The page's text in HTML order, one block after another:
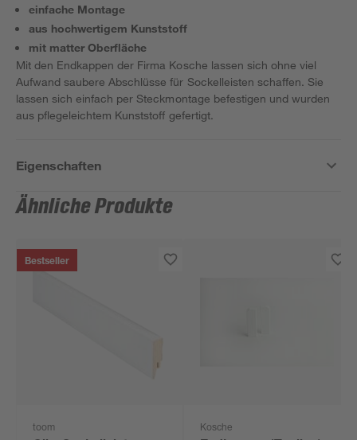
einfache Montage
aus hochwertigem Kunststoff
mit matter Oberfläche
Mit den Endkappen der Firma Kosche lassen sich ohne viel
Aufwand saubere Abschlüsse für Sockelleisten schaffen. Sie
lassen sich einfach per Steckmontage befestigen und wurden
aus pflegeleichtem Kunststoff gefertigt.
Eigenschaften
Ähnliche Produkte
Bestseller
toom Kosche